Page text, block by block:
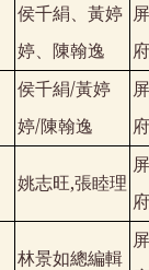
侯千絹、黃婷
婷、陳翰逸
府
侯千絹/黃婷
婷/陳翰逸
府
姚志旺,張睦理
府
林景如總編輯